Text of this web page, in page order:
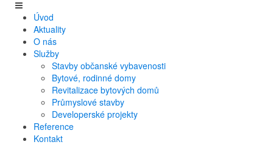
Úvod
Aktuality
O nás
Služby
Stavby občanské vybavenosti
Bytové, rodinné domy
Revitalizace bytových domů
Průmyslové stavby
Developerské projekty
Reference
Kontakt